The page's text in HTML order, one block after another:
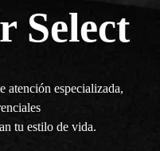
Select
atención especializada,
tu estilo de vida.